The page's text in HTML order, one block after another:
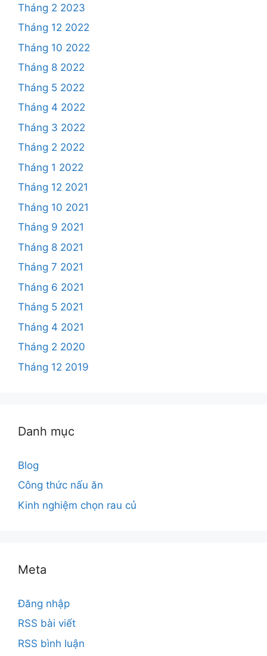
Tháng 2 2023
Tháng 12 2022
Tháng 10 2022
Tháng 8 2022
Tháng 5 2022
Tháng 4 2022
Tháng 3 2022
Tháng 2 2022
Tháng 1 2022
Tháng 12 2021
Tháng 10 2021
Tháng 9 2021
Tháng 8 2021
Tháng 7 2021
Tháng 6 2021
Tháng 5 2021
Tháng 4 2021
Tháng 2 2020
Tháng 12 2019
Danh mục
Blog
Công thức nấu ăn
Kinh nghiệm chọn rau củ
Meta
Đăng nhập
RSS bài viết
RSS bình luận